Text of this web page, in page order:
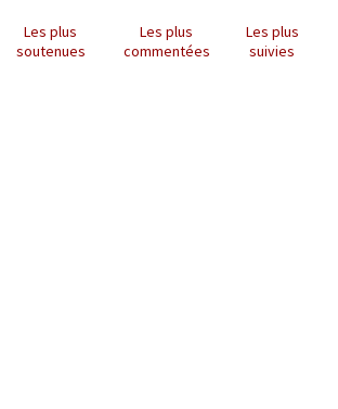
Les plus
soutenues
Les plus
commentées
Les plus
suivies